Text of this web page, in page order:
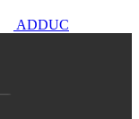
ADDUC